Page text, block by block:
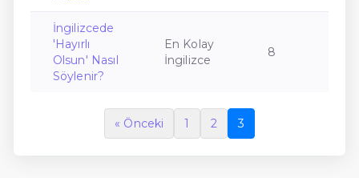
İngilizcede
'Hayırlı
Olsun' Nasıl
Söylenir?
En Kolay
İngilizce
8
« Önceki 1 2 3